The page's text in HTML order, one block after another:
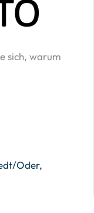
sich, warum
Oder,